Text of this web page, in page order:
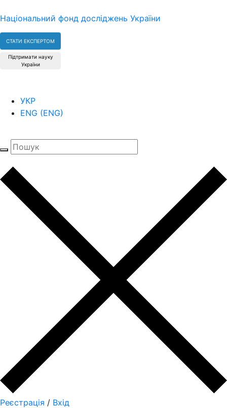
Національний фонд досліджень України
СТАТИ ЕКСПЕРТОМ
Підтримати науку
України
УКР
ENG (ENG)
Реєстрація / Вхід